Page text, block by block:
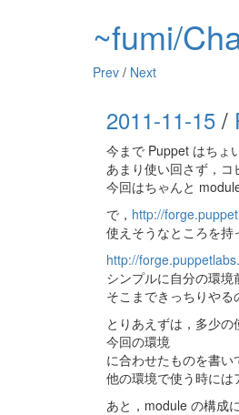
~fumi/
Prev / Next
2011-11-15 /
今まで Puppet はちょ
あまり使い回さず，コ
今回はちゃんと
で， http://
使えそうなところを持
http://
シンプルに自分の環境
そこまできっちりやる
とりあえずは，多少の
今回の環境
に合わせたものを書い
他の環境で使う時には
あと，module の構成